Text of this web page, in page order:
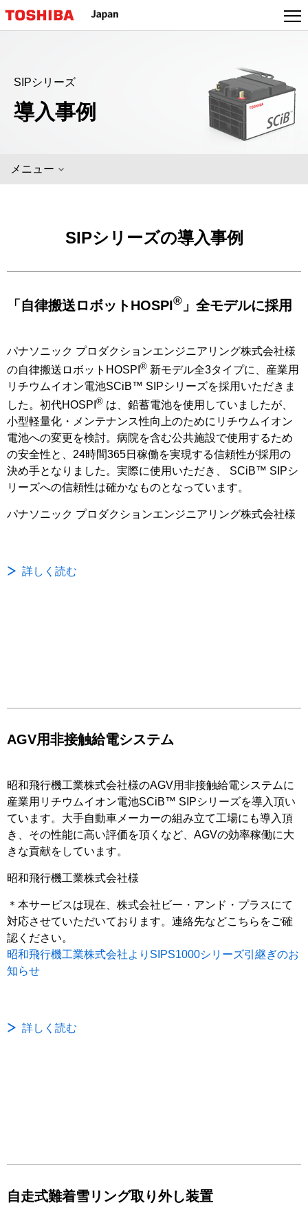
SIPシリーズ
導入事例
メニュー
SIPシリーズの導入事例
「自律搬送ロボットHOSPI® 」全モデルに採用
パナソニック プロダクションエンジニアリング株式会社様
の自律搬送ロボットHOSPI ® 新モデル全3タイプに、産業用
リチウムイオン電池SCiB™ SIPシリーズを採用いただきま
した。初代HOSPI ® は、鉛蓄電池を使用していましたが、
小型軽量化・メンテナンス性向上のためにリチウムイオン
電池への変更を検討。病院を含む公共施設で使用するため
の安全性と、24時間365日稼働を実現する信頼性が採用の
決め手となりました。実際に使用いただき、 SCiB™ SIPシ
リーズへの信頼性は確かなものとなっています。
パナソニック プロダクションエンジニアリング株式会社様
詳しく読む
AGV用非接触給電システム
昭和飛行機工業株式会社様のAGV用非接触給電システムに
産業用リチウムイオン電池SCiB™ SIPシリーズを導入頂い
ています。大手自動車メーカーの組み立て工場にも導入頂
き、その性能に高い評価を頂くなど、AGVの効率稼働に大
きな貢献をしています。
昭和飛行機工業株式会社様
＊本サービスは現在、株式会社ビー・アンド・プラスにて
対応させていただいております。連絡先などこちらをご確
認ください。
昭和飛行機工業株式会社よりSIPS1000シリーズ引継ぎのお
知らせ
詳しく読む
自走式難着雪リング取り外し装置